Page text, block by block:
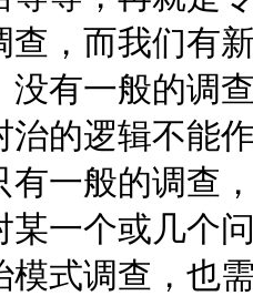
查，而我们有
没有一般的调
治的逻辑不能
有一般的调查
某一个或几个
模式调查，也